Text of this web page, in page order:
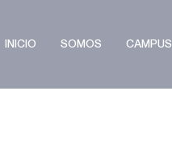
INICIO SOMOS CAMPUS